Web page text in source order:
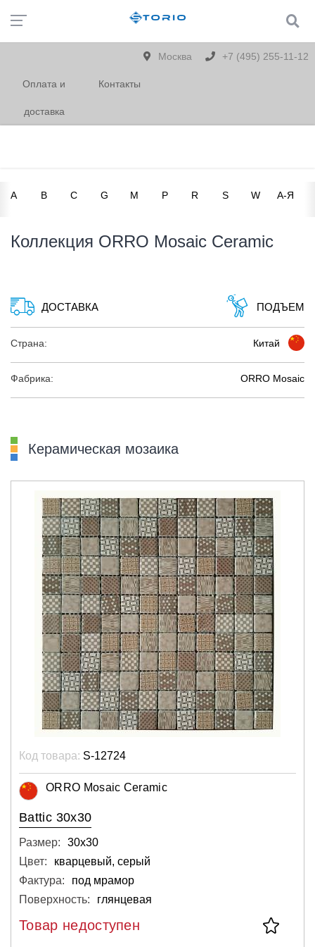
Москва +7 (495) 255-11-12
Оплата и
доставка
Контакты
A B C G M P R S W А-Я
Коллекция ORRO Mosaic Ceramic
ДОСТАВКА ПОДЪЕМ
Страна: Китай
Фабрика: ORRO Mosaic
Керамическая мозаика
Код товара: S-12724
ORRO Mosaic Ceramic
Battic 30x30
Размер:
30х30
Цвет:
кварцевый, серый
Фактура:
под мрамор
Поверхность:
глянцевая
Товар недоступен